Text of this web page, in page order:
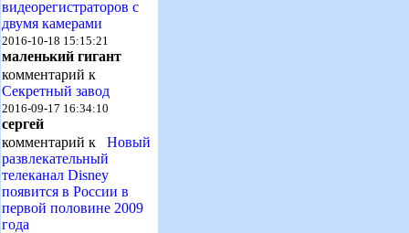
видеорегистраторов с
двумя камерами
2016-10-18 15:15:21
маленький гигант
комментарий к
Секретный завод
2016-09-17 16:34:10
сергей
комментарий к Новый
развлекательный
телеканал Disney
появится в России в
первой половине 2009
года